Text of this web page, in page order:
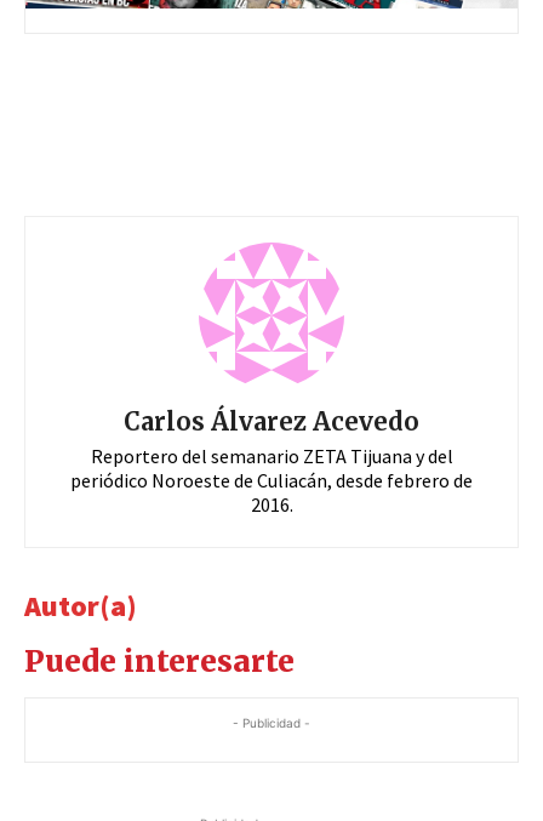
Carlos Álvarez Acevedo
Reportero del semanario ZETA Tijuana y del
periódico Noroeste de Culiacán, desde febrero de
2016.
Autor(a)
Puede interesarte
- Publicidad -